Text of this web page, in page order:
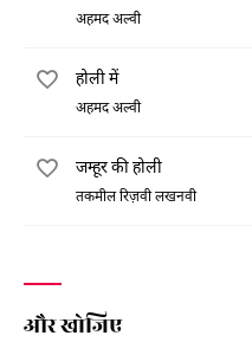
अहमद अल्वी
होली में
अहमद अल्वी
जम्हूर की होली
तकमील रिज़वी लखनवी
और खोजिए